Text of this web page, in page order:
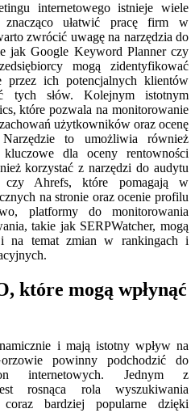
internetowego istnieje wiele
ułatwić pracę firm w
zwrócić uwagę na narzędzia do
jak Google Keyword Planner czy
mogą zidentyfikować
przez ich potencjalnych klientów
tych słów. Kolejnym istotnym
które pozwala na monitorowanie
użytkowników oraz ocenę
to umożliwia również
dla oceny rentowności
korzystać z narzędzi do audytu
Ahrefs, które pomagają w
na stronie oraz ocenie profilu
platformy do monitorowania
takie jak SERPWatcher, mogą
na temat zmian w rankingach i
które mogą wpłynąć
i mają istotny wpływ na
powinny podchodzić do
internetowych. Jednym z
rosnąca rola wyszukiwania
bardziej popularne dzięki